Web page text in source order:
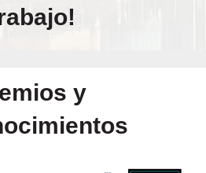
y